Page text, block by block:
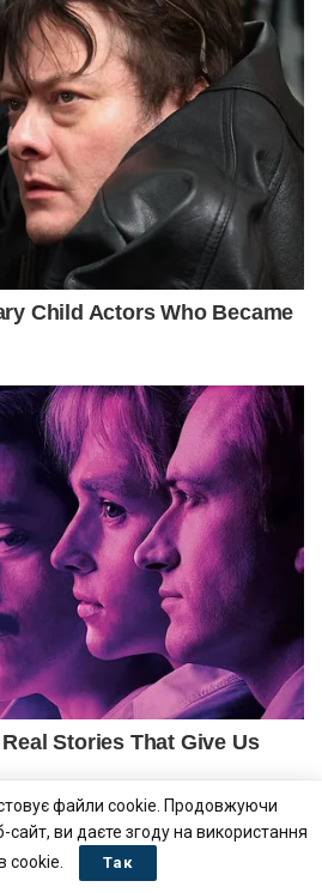
файли cookie. Продовжуючи
ви даєте згоду на використання
cookie.
Так